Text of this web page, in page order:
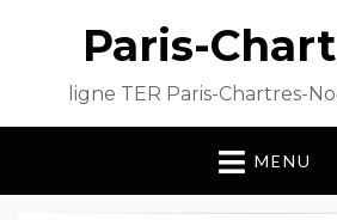
Paris-
ligne TER Paris-Chartres-
MENU